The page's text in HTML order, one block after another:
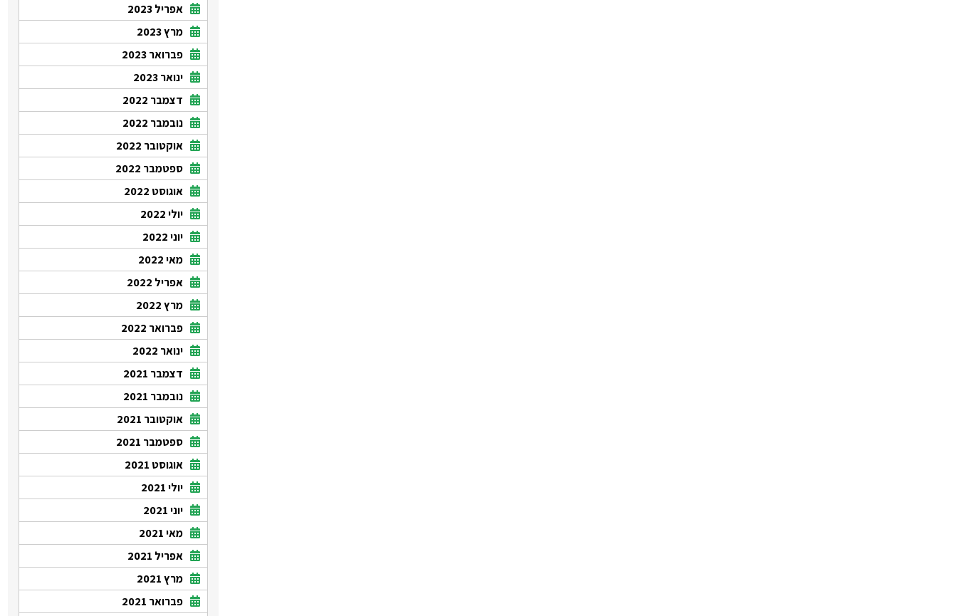
אפריל 2023
מרץ 2023
פברואר 2023
ינואר 2023
דצמבר 2022
נובמבר 2022
אוקטובר 2022
ספטמבר 2022
אוגוסט 2022
יולי 2022
יוני 2022
מאי 2022
אפריל 2022
מרץ 2022
פברואר 2022
ינואר 2022
דצמבר 2021
נובמבר 2021
אוקטובר 2021
ספטמבר 2021
אוגוסט 2021
יולי 2021
יוני 2021
מאי 2021
אפריל 2021
מרץ 2021
פברואר 2021